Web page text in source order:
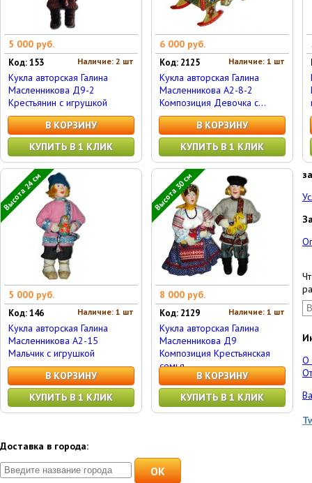
5 000 руб.
Наличие: 2 шт
Код: 153
Кукла авторская Галина
Масленникова Д9-2
Крестьянин с игрушкой
В КОРЗИНУ
КУПИТЬ В 1 КЛИК
6 000 руб.
Наличие: 1 шт
Код: 2125
Кукла авторская Галина
Масленникова А2-8-2
Композиция Девочка с...
В КОРЗИНУ
КУПИТЬ В 1 КЛИК
Высота 24 см
5 000 руб.
Наличие: 1 шт
Код: 146
Кукла авторская Галина
Масленникова А2-15
Мальчик с игрушкой
В КОРЗИНУ
КУПИТЬ В 1 КЛИК
Высота 30 см
8 000 руб.
Наличие: 1 шт
Код: 2129
Кукла авторская Галина
Масленникова Д9
Композиция Крестьянская
семья
В КОРЗИНУ
КУПИТЬ В 1 КЛИК
О
Доставка в города:
OK